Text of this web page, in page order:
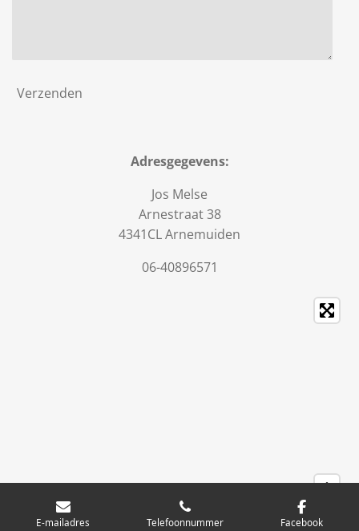
Verzenden
Adresgegevens:
Jos Melse
Arnestraat 38
4341CL Arnemuiden
06-40896571
E-mailadres Telefoonnummer Facebook